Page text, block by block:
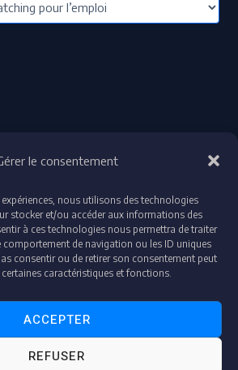
le consentement
nous utilisons des technologies
stocker et/ou accéder aux informations des
à ces technologies nous permettra de traiter
comportement de navigation ou les ID uniques
consentir ou de retirer son consentement peut
caractéristiques et fonctions.
ACCEPTER
REFUSER
2026 plateforme-formation-sparka
: partiellement conforme
et de protection de données
Mentions légales